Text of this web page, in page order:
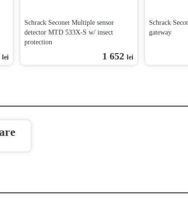
lei
Schrack Seconet Multiple sensor
detector MTD 533X-S w/ insect
protection
1 652 lei
Schrack
gateway